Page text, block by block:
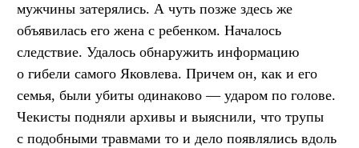
мужчины затерялись. А чуть позже здесь же
объявилась его жена с ребенком. Началось
следствие. Удалось обнаружить информацию
о гибели самого Яковлева. Причем он, как и его
семья, были убиты одинаково — ударом по голове.
Чекисты подняли архивы и выяснили, что трупы
с подобными травмами то и дело появлялись вдоль